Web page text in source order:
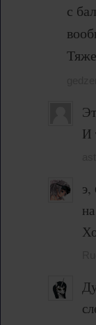
с
И
э,